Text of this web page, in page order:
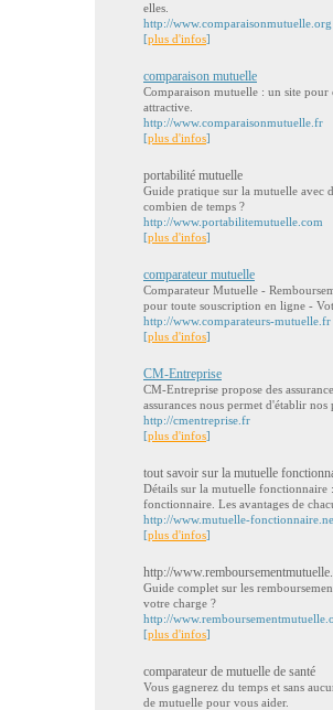
elles.
http://www.comparaisonmutuelle.org
[plus d'infos]
comparaison mutuelle
Comparaison mutuelle : un site
attractive.
http://www.comparaisonmutuelle.fr
[plus d'infos]
portabilité mutuelle
Guide pratique sur la mutuelle avec
combien de temps ?
http://www.portabilitemutuelle.com
[plus d'infos]
comparateur mutuelle
Comparateur Mutuelle -
pour toute souscription en ligne -
http://www.comparateurs-mutuelle.fr
[plus d'infos]
CM-Entreprise
CM-Entreprise propose des
assurances nous permet d'établir nos
http://cmentreprise.fr
[plus d'infos]
tout savoir sur la mutuelle
Détails sur la mutuelle
fonctionnaire. Les avantages de
http://www.mutuelle-
[plus d'infos]
http://
Guide complet sur les
votre charge ?
http://
[plus d'infos]
comparateur de mutuelle de santé
Vous gagnerez du temps et sans
de mutuelle pour vous aider.